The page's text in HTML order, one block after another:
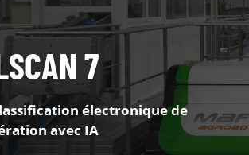
7
électronique de
avec IA